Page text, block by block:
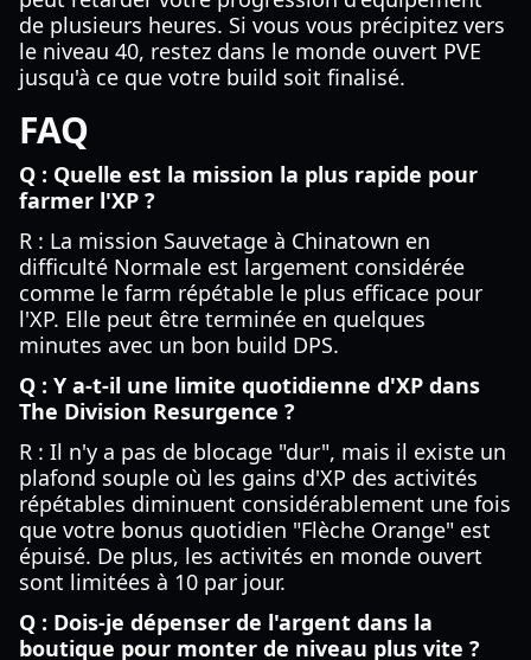
de plusieurs heures. Si vous vous précipitez vers
le niveau 40, restez dans le monde ouvert PVE
jusqu'à ce que votre build soit finalisé.
FAQ
Q : Quelle est la mission la plus rapide pour
farmer l'XP ?
R : La mission Sauvetage à Chinatown en
difficulté Normale est largement considérée
comme le farm répétable le plus efficace pour
l'XP. Elle peut être terminée en quelques
minutes avec un bon build DPS.
Q : Y a-t-il une limite quotidienne d'XP dans
The Division Resurgence ?
R : Il n'y a pas de blocage "dur", mais il existe un
plafond souple où les gains d'XP des activités
répétables diminuent considérablement une fois
que votre bonus quotidien "Flèche Orange" est
épuisé. De plus, les activités en monde ouvert
sont limitées à 10 par jour.
Q : Dois-je dépenser de l'argent dans la
boutique pour monter de niveau plus vite ?